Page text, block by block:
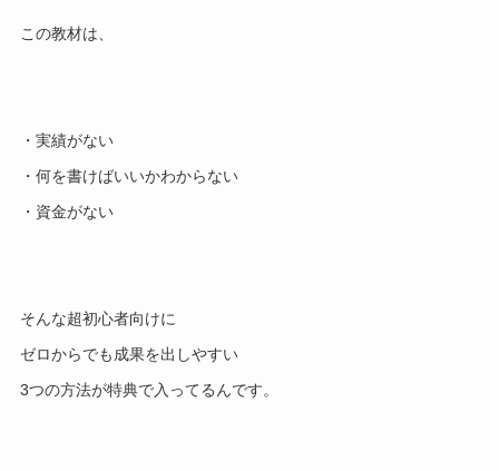
この教材は、
・実績がない
・何を書けばいいかわからない
・資金がない
そんな超初心者向けに
ゼロからでも成果を出しやすい
3つの方法が特典で入ってるんです。